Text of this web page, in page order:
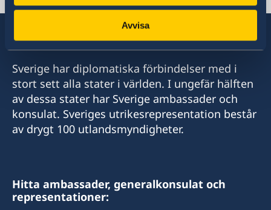
Avvisa
Sverige har diplomatiska förbindelser med i
stort sett alla stater i världen. I ungefär hälften
av dessa stater har Sverige ambassader och
konsulat. Sveriges utrikesrepresentation består
av drygt 100 utlandsmyndigheter.
Hitta ambassader, generalkonsulat och
representationer: